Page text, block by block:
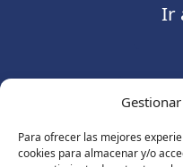
Para ofrecer las mejores
cookies para almacenar y/o
Ir